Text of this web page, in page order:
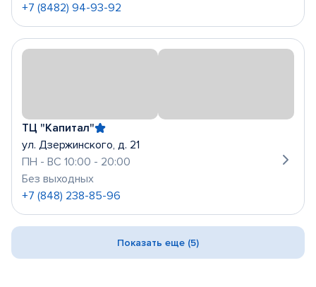
+7 (8482) 94-93-92
ТЦ "Капитал"
ул. Дзержинского, д. 21
ПН - ВС 10:00 - 20:00
Без выходных
+7 (848) 238-85-96
Показать еще (5)